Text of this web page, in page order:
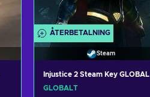
ÅTERBETALNING
Steam
Injustice 2 Steam Key GLOBAL
GLOBALT